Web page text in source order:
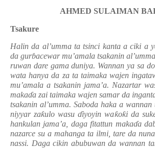
AHMED SULAIMAN
Tsakure
Halin da al’umma ta tsinci kanta a ciki a
da gurɓacewar mu’amala tsakanin
ruwan dare gama duniya. Wannan ya sa
wata hanya da za ta taimaka wajen
mu’amala a tsakanin jama’a. Nazartar
makaɗa zai taimaka wajen samar da
tsakanin al’umma. Saboda haka a
niyyar zaƙulo wasuɗiyoyin waƙoƙi da
hankulan jama’a, daga fitattun makaɗa
nazarce su a mahanga ta ilmi, tare da
nassi. Daga cikin abubuwan da wannan